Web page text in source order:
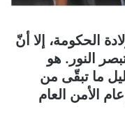
الحكومة، إلا أنّ
النور. هو
ما تبقّى من
الأمن العام